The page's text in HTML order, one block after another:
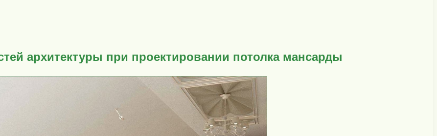
архитектуры при проектировании потолка мансарды